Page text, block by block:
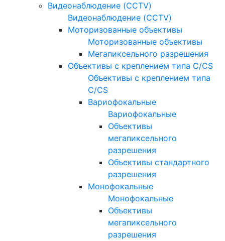
Видеонаблюдение (CCTV)
Видеонаблюдение (CCTV)
Моторизованные объективы
Моторизованные объективы
Мегапиксельного разрешения
Объективы с креплением типа C/CS
Объективы с креплением типа
C/CS
Вариофокальные
Вариофокальные
Объективы
мегапиксельного
разрешения
Объективы стандартного
разрешения
Монофокальные
Монофокальные
Объективы
мегапиксельного
разрешения